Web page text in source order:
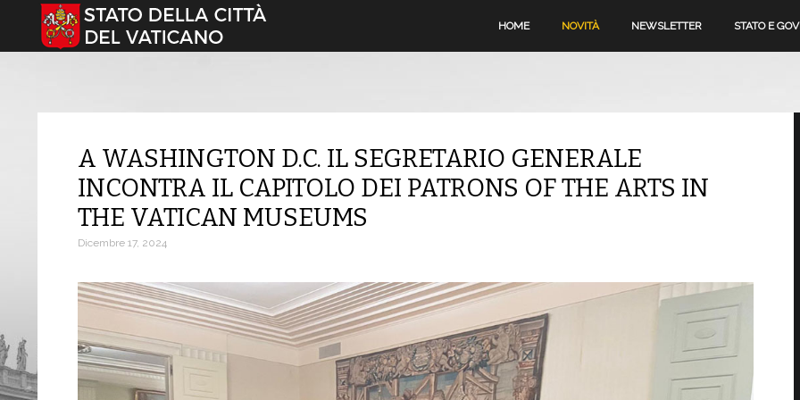
Seleziona la tua lingua HOME NOVITÀ NEWSLETTER STATO E
A WASHINGTON D.C. IL SEGRETARIO GENERALE
INCONTRA IL CAPITOLO DEI PATRONS OF THE ARTS IN
THE VATICAN MUSEUMS
Dicembre 17, 2024